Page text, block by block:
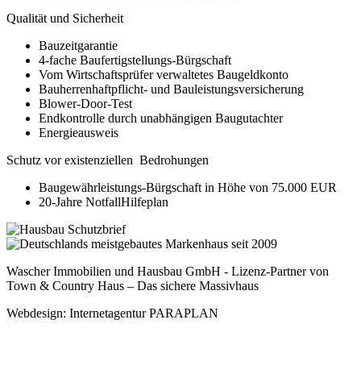
Qualität und Sicherheit
Bauzeitgarantie
4-fache Baufertigstellungs-Bürgschaft
Vom Wirtschaftsprüfer verwaltetes Baugeldkonto
Bauherrenhaftpflicht- und Bauleistungsversicherung
Blower-Door-Test
Endkontrolle durch unabhängigen Baugutachter
Energieausweis
Schutz vor existenziellen Bedrohungen
Baugewährleistungs-Bürgschaft in Höhe von 75.000 EUR
20-Jahre NotfallHilfeplan
Wascher Immobilien und Hausbau GmbH - Lizenz-Partner von
Town & Country Haus – Das sichere Massivhaus
Webdesign: Internetagentur PARAPLAN